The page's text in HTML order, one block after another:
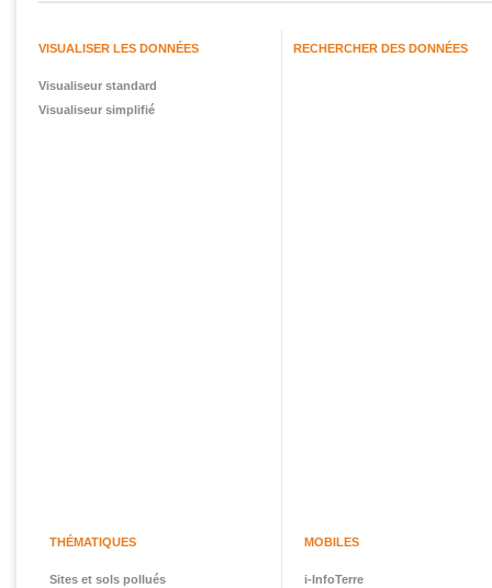
VISUALISER LES DONNÉES
Visualiseur standard
Visualiseur simplifié
RECHERCHER DES DONNÉES
THÉMATIQUES
Sites et sols pollués
MOBILES
i-InfoTerre